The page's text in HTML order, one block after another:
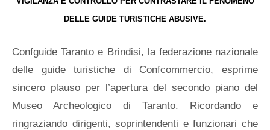
DELLE GUIDE TURISTICHE ABUSIVE.
Confguide Taranto e Brindisi, la federazione nazionale
delle guide turistiche di Confcommercio, esprime
sincero plauso per l’apertura del secondo piano del
Museo Archeologico di Taranto. Ricordando e
ringraziando dirigenti, soprintendenti e funzionari che